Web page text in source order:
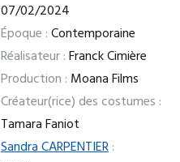
07/02/2024
Époque :Contemporaine
Réalisateur :Franck Cimière
Production : Moana Films
Créateur(rice) des costumes :
Tamara Faniot
Sandra CARPENTIER: